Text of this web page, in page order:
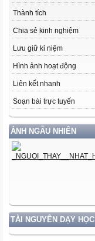
Thành tích
Chia sẻ kinh nghiệm
Lưu giữ kỉ niệm
Hình ảnh hoạt động
Liên kết nhanh
Soạn bài trực tuyến
ẢNH NGẪU NHIÊN
TÀI NGUYÊN DẠY HỌC